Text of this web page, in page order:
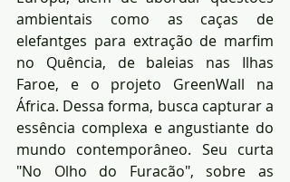
ambientais como as caças de
elefantges para extração de marfim
no Quência, de baleias nas Ilhas
Faroe, e o projeto GreenWall na
África. Dessa forma, busca capturar a
essência complexa e angustiante do
mundo contemporâneo. Seu curta
"No Olho do Furacão", sobre as